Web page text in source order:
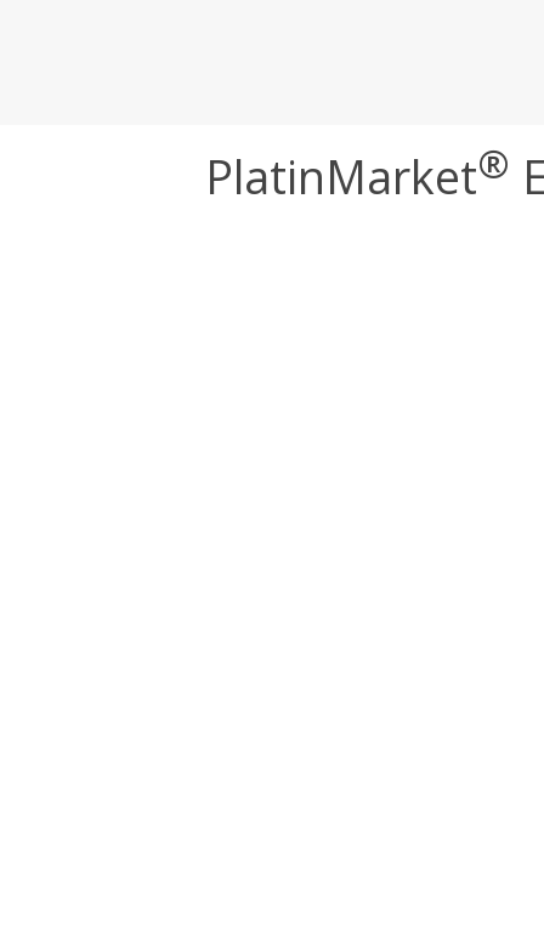
PlatinMarket®